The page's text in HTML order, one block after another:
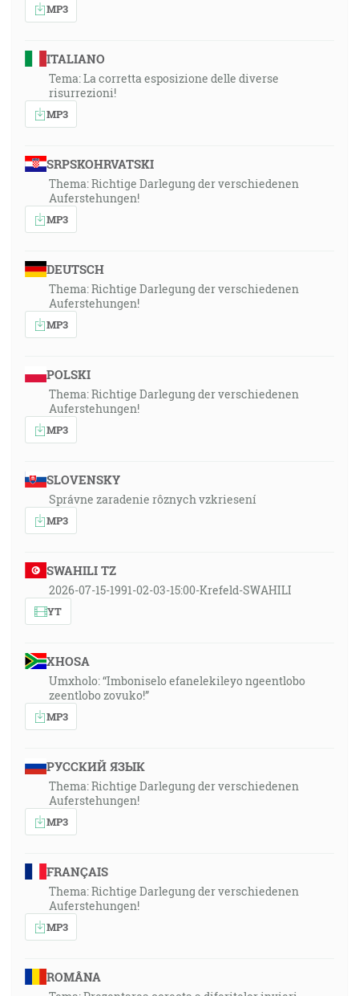
MP3
ITALIANO
Tema: La corretta esposizione delle diverse
risurrezioni!
MP3
SRPSKOHRVATSKI
Thema: Richtige Darlegung der verschiedenen
Auferstehungen!
MP3
DEUTSCH
Thema: Richtige Darlegung der verschiedenen
Auferstehungen!
MP3
POLSKI
Thema: Richtige Darlegung der verschiedenen
Auferstehungen!
MP3
SLOVENSKY
Správne zaradenie rôznych vzkriesení
MP3
SWAHILI TZ
2026-07-15-1991-02-03-15:00-Krefeld-SWAHILI
YT
XHOSA
Umxholo: “Imboniselo efanelekileyo ngeentlobo
zeentlobo zovuko!”
MP3
РУССКИЙ ЯЗЫК
Thema: Richtige Darlegung der verschiedenen
Auferstehungen!
MP3
FRANÇAIS
Thema: Richtige Darlegung der verschiedenen
Auferstehungen!
MP3
ROMÂNA